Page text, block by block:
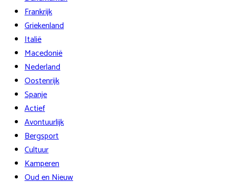
Frankrijk
Griekenland
Italië
Macedonië
Nederland
Oostenrijk
Spanje
Actief
Avontuurlijk
Bergsport
Cultuur
Kamperen
Oud en Nieuw